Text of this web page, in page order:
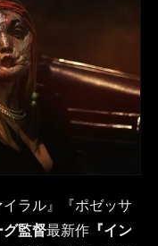
ラル』『ポゼッサ
グ監督最新作『イン